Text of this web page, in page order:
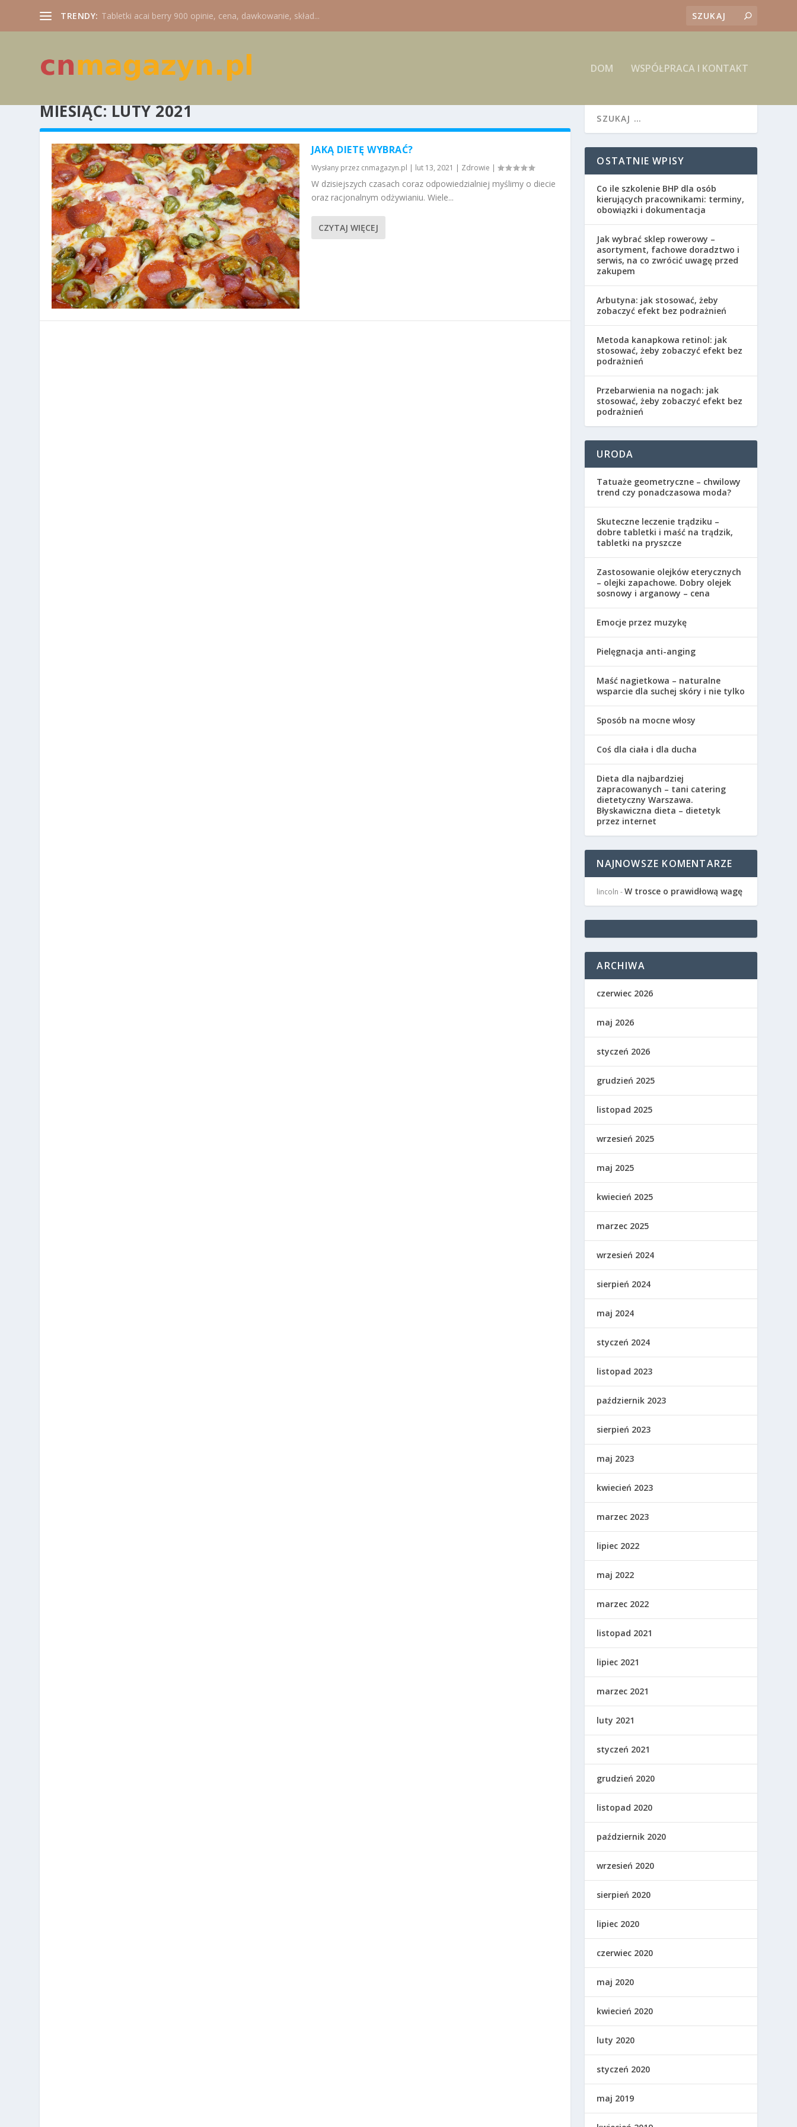
TRENDY: Tabletki acai berry 900 opinie, cena, dawkowanie, skład...
DOM WSPÓŁPRACA I KONTAKT
MIESIĄC:LUTY 2021
JAKĄ DIETĘ WYBRAĆ?
Wysłany przez cnmagazyn.pl | lut 13, 2021 | Zdrowie |
W dzisiejszych czasach coraz odpowiedzialniej myślimy o diecie
oraz racjonalnym odżywianiu. Wiele...
CZYTAJ WIĘCEJ
OSTATNIE WPISY
Co ile szkolenie BHP dla osób
kierujących pracownikami: terminy,
obowiązki i dokumentacja
Jak wybrać sklep rowerowy –
asortyment, fachowe doradztwo i
serwis, na co zwrócić uwagę przed
zakupem
Arbutyna: jak stosować, żeby
zobaczyć efekt bez podrażnień
Metoda kanapkowa retinol: jak
stosować, żeby zobaczyć efekt bez
podrażnień
Przebarwienia na nogach: jak
stosować, żeby zobaczyć efekt bez
podrażnień
URODA
Tatuaże geometryczne – chwilowy
trend czy ponadczasowa moda?
Skuteczne leczenie trądziku –
dobre tabletki i maść na trądzik,
tabletki na pryszcze
Zastosowanie olejków eterycznych
– olejki zapachowe. Dobry olejek
sosnowy i arganowy – cena
Emocje przez muzykę
Pielęgnacja anti-anging
Maść nagietkowa – naturalne
wsparcie dla suchej skóry i nie tylko
Sposób na mocne włosy
Coś dla ciała i dla ducha
Dieta dla najbardziej
zapracowanych – tani catering
dietetyczny Warszawa.
Błyskawiczna dieta – dietetyk
przez internet
NAJNOWSZE KOMENTARZE
lincoln -W trosce o prawidłową wagę
ARCHIWA
czerwiec 2026
maj 2026
styczeń 2026
grudzień 2025
listopad 2025
wrzesień 2025
maj 2025
kwiecień 2025
marzec 2025
wrzesień 2024
sierpień 2024
maj 2024
styczeń 2024
listopad 2023
październik 2023
sierpień 2023
maj 2023
kwiecień 2023
marzec 2023
lipiec 2022
maj 2022
marzec 2022
listopad 2021
lipiec 2021
marzec 2021
luty 2021
styczeń 2021
grudzień 2020
listopad 2020
październik 2020
wrzesień 2020
sierpień 2020
lipiec 2020
czerwiec 2020
maj 2020
kwiecień 2020
luty 2020
styczeń 2020
maj 2019